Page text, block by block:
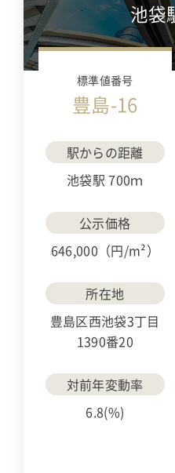
池袋
標準値番号
豊島-16
駅からの距離
池袋駅 700ｍ
公示価格
646,000（円/m²）
所在地
豊島区西池袋3丁目
1390番20
対前年変動率
6.8(%)